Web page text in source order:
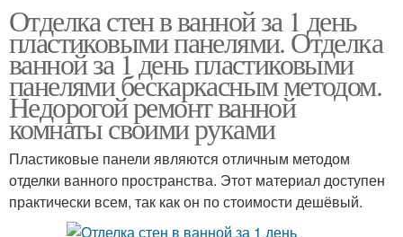
Отделка стен в ванной за 1 день
пластиковыми панелями. Отделка
ванной за 1 день пластиковыми
панелями бескаркасным методом.
Недорогой ремонт ванной
комнаты своими руками
Пластиковые панели являются отличным методом
отделки ванного пространства. Этот материал доступен
практически всем, так как он по стоимости дешёвый.